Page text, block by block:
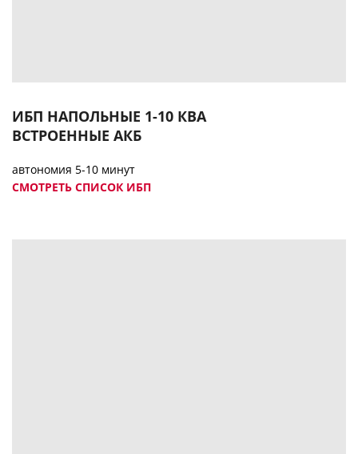
ИБП НАПОЛЬНЫЕ 1-10 КВА
ВСТРОЕННЫЕ АКБ
автономия 5-10 минут
СМОТРЕТЬ СПИСОК ИБП